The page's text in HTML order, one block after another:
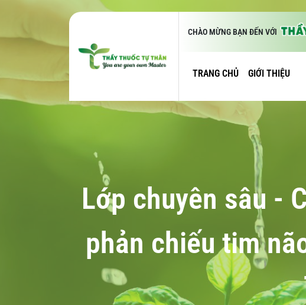
CHÀO MỪNG BẠN ĐẾN VỚI
TRANG CHỦ GIỚI THIỆU
Lớp chuyên sâu -
phản chiếu tim